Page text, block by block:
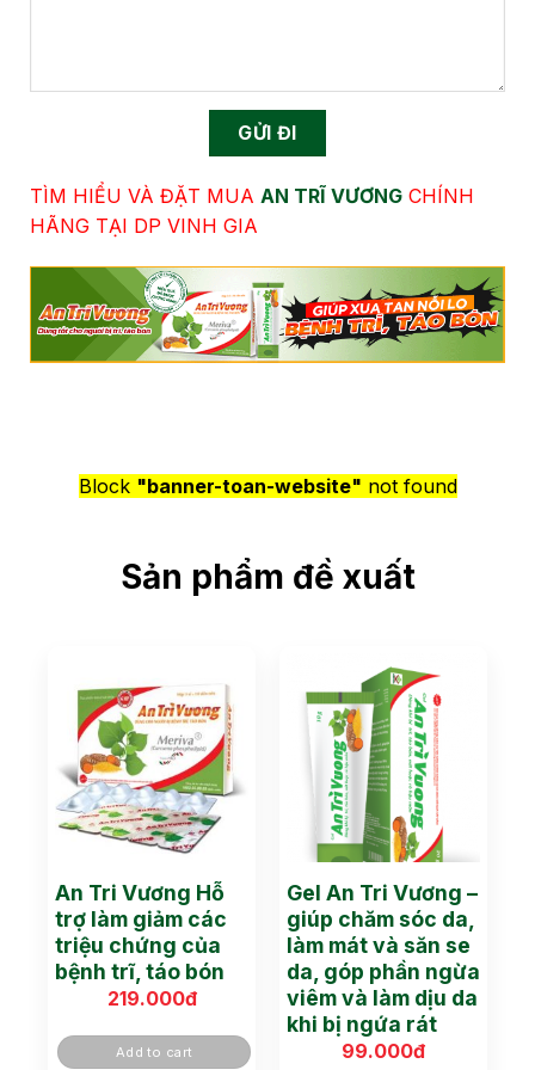
TÌM HIỂU VÀ ĐẶT MUA AN TRĨ VƯƠNG CHÍNH
HÃNG TẠI DP VINH GIA
Block "banner-toan-website" not found
Sản phẩm đề xuất
An Tri Vương Hỗ
trợ làm giảm các
triệu chứng của
bệnh trĩ, táo bón
219.000đ
Add to cart
Gel An Tri Vương –
giúp chăm sóc da,
làm mát và săn se
da, góp phần ngừa
viêm và làm dịu da
khi bị ngứa rát
99.000đ